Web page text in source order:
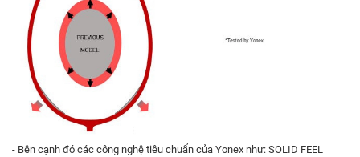
- Bên cạnh đó các công nghệ tiêu chuẩn của Yonex như: SOLID FEEL